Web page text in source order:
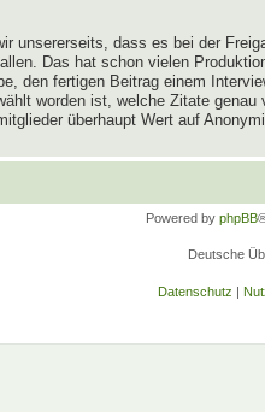
unsererseits, dass es bei der
Das hat schon vielen
den fertigen Beitrag einem
worden ist, welche Zitate
überhaupt Wert auf
Powered by phpBB
Deutsche
Datenschutz |